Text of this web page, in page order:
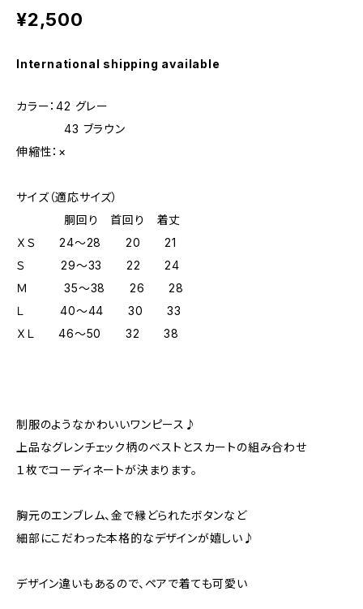
¥2,500
International shipping available
カラー：42 グレー
43 ブラウン
伸縮性：×
サイズ（適応サイズ）
胴回り 首回り 着丈
ＸＳ 24～28 20 21
Ｓ 29～33 22 24
Ｍ 35～38 26 28
Ｌ 40～44 30 33
ＸＬ 46～50 32 38
制服のようなかわいいワンピース♪
上品なグレンチェック柄のベストとスカートの組み合わせ
１枚でコーディネートが決まります。
胸元のエンブレム、金で縁どられたボタンなど
細部にこだわった本格的なデザインが嬉しい♪
デザイン違いもあるので、ペアで着ても可愛い